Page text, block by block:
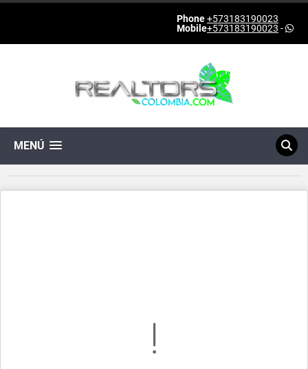
Phone+573183190023
Mobile+573183190023 -
MENÚ